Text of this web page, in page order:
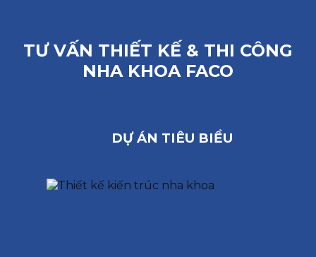
TƯ VẤN THIẾT KẾ & THI CÔNG
NHA KHOA FACO
DỰ ÁN TIÊU BIỂU